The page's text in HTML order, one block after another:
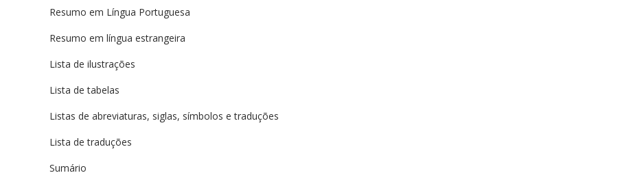
Resumo em Língua Portuguesa
Resumo em língua estrangeira
Lista de ilustrações
Lista de tabelas
Listas de abreviaturas, siglas, símbolos e traduções
Lista de traduções
Sumário